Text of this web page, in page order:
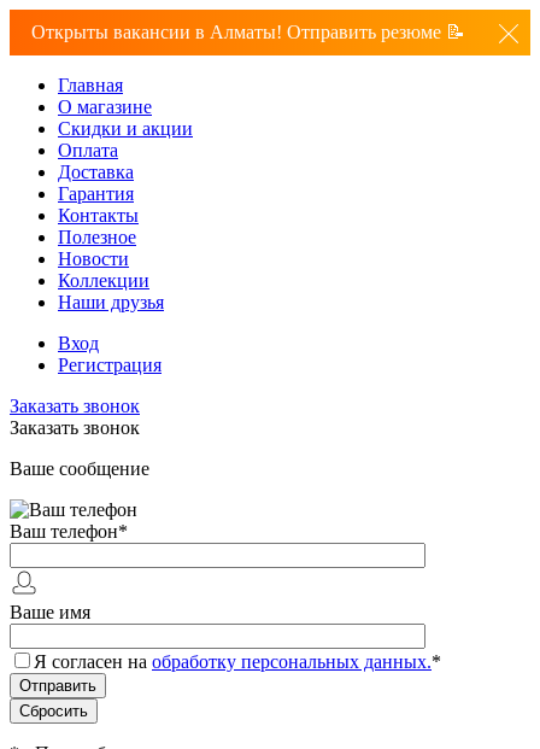
Открыты вакансии в Алматы! Отправить резюме 📝
Главная
О магазине
Скидки и акции
Оплата
Доставка
Гарантия
Контакты
Полезное
Новости
Коллекции
Наши друзья
Вход
Регистрация
Заказать звонок
Заказать звонок
Ваше сообщение
Ваш телефон*
Ваше имя
Я согласен на обработку персональных данных.*